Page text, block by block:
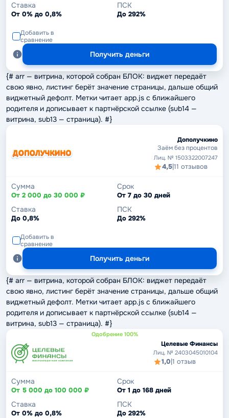
Ставка
От 0% до 0,8%
ПСК
До 292%
Добавить в
сравнение
Получить деньги
{# arr — витрина, которой собран БЛОК: виджет передаёт
свою явно, листинг берёт значение страницы, дальше общий
виджетный дефолт. Метки читает app.js с ближайшего
родителя и дописывает к партнёрской ссылке (sub14 —
витрина, sub13 — страница). #}
Дополучкино
Заём без процентов
Лиц. № 1503322007247
4,5|11 отзывов
Сумма
От 2 000 до 30 000 ₽
Срок
От 7 до 30 дней
Ставка
До 0,8%
ПСК
До 292%
Добавить в
сравнение
Получить деньги
{# arr — витрина, которой собран БЛОК: виджет передаёт
свою явно, листинг берёт значение страницы, дальше общий
виджетный дефолт. Метки читает app.js с ближайшего
родителя и дописывает к партнёрской ссылке (sub14 —
витрина, sub13 — страница). #}
Одобрение 100%
Целевые Финансы
Лиц. № 2403045010104
1,0|1 отзыв
Сумма
От 5 000 до 100 000 ₽
Срок
От 1 до 168 дней
Ставка
От 0% до 0,8%
ПСК
До 292%